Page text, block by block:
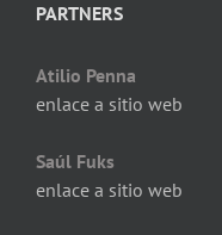
PARTNERS
Atilio Penna
enlace a sitio web
Saúl Fuks
enlace a sitio web